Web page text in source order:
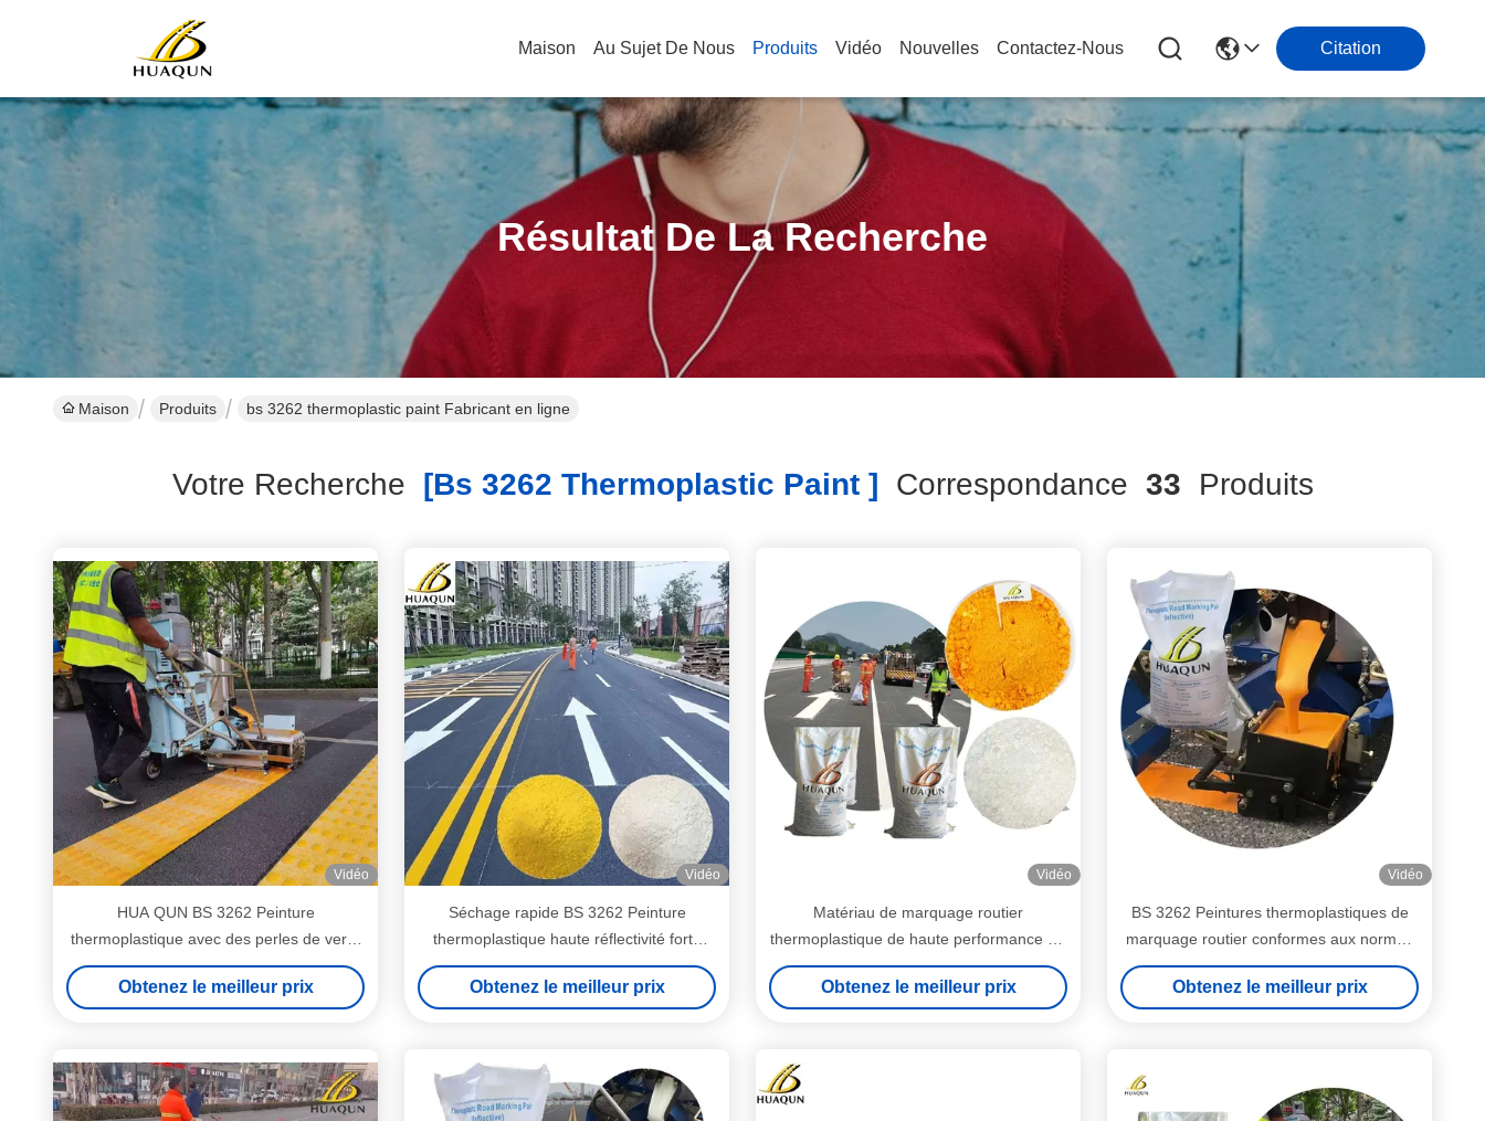
Maison Au Sujet De Nous Produits Vidéo Nouvelles Contactez-Nous Citation
Résultat De La Recherche
Maison Produits bs 3262 thermoplastic paint Fabricant en ligne
Votre Recherche [bs 3262 Thermoplastic Paint ] Correspondance 33 Produits
Vidéo
HUA QUN BS 3262 Peinture
thermoplastique avec des perles de verre
ISO 9001 approuvée
Obtenez le meilleur prix
Vidéo
Séchage rapide BS 3262 Peinture
thermoplastique haute réflectivité forte
résistance à l'abrasion adaptée à toutes
les zones routières
Obtenez le meilleur prix
Vidéo
Matériau de marquage routier
thermoplastique de haute performance BS
3262 Durable Eco-friendly For Long
Lasting Marking
Obtenez le meilleur prix
Vidéo
BS 3262 Peintures thermoplastiques de
marquage routier conformes aux normes
britanniques de durabilité et de réflectivité
Obtenez le meilleur prix